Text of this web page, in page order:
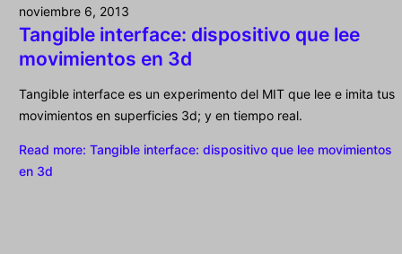
noviembre 6, 2013
Tangible interface: dispositivo que lee
movimientos en 3d
Tangible interface es un experimento del MIT que lee e imita tus
movimientos en superficies 3d; y en tiempo real.
Read more: Tangible interface: dispositivo que lee movimientos
en 3d